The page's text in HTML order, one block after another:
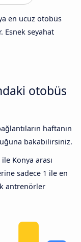
en ucuz otobüs
Esnek seyahat
otobüs
haftanın
bakabilirsiniz.
Konya arası
sadece 1 ile en
antrenörler